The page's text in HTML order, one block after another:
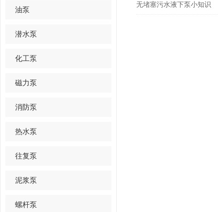
油泵
潜水泵
化工泵
磁力泵
消防泵
热水泵
往复泵
泥浆泵
螺杆泵
无堵塞污水液下泵小知识